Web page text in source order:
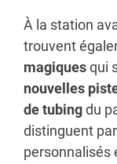
À la station
trouvent
magiquesqui
nouvelles
de tubingdu
distinguent
personnalisés